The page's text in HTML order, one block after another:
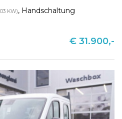
KW), Handschaltung
€ 31.900,-